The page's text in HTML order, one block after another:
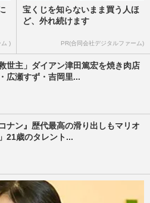
ム )
宝くじを知らないまま買う人ほ
ど、外れ続けます
PR(合同会社デジタルファーム)
世主」ダイアン津田篤宏を焼き肉店
広瀬すず・吉岡里...
ナン』歴代最高の滑り出しもマリオ
21歳のタレント...